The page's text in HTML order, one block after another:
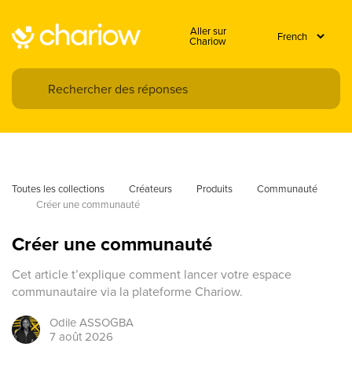
Aller sur
Chariow
Toutes les collections Créateurs Produits
Communauté
Créer une communauté
Créer une communauté
Cet article t’explique comment lancer votre espace
communautaire via la plateforme Chariow.
OdileASSOGBA
7 août 2026